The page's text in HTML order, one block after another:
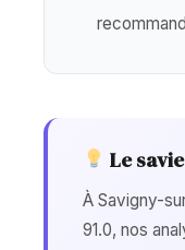
Le
À Savigny-
91.0, nos